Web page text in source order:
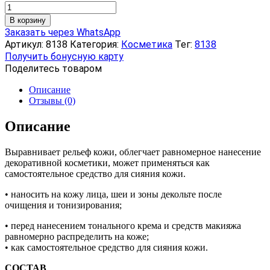
Количество
товара
База
под
макияж
ANTI-
AGE
В корзину
Заказать через WhatsApp
Артикул: 8138 Категория: Косметика Тег: 8138
Получить бонусную карту
Поделитесь товаром
Описание
Отзывы (0)
Описание
Выравнивает рельеф кожи, облегчает равномерное нанесение
декоративной косметики, может применяться как
самостоятельное средство для сияния кожи.
• наносить на кожу лица, шеи и зоны декольте после
очищения и тонизирования;
• перед нанесением тонального крема и средств макияжа
равномерно распределить на коже;
• как самостоятельное средство для сияния кожи.